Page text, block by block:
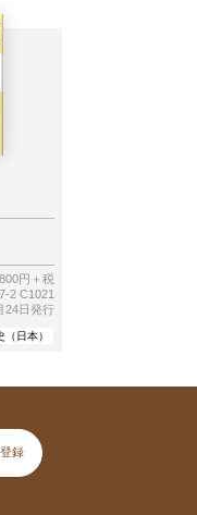
円＋税
2 C1021
24日発行
（日本）
録